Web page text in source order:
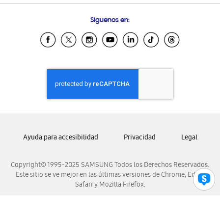
Samsung Ecuador
Samsung El Salvador
Samsung Honduras
Samsung Nicaragua
Samsung Panamá
Samsung Venezuela
Síguenos en:
Copyright© 1995-2025 SAMSUNG Todos los Derechos Reservados.
Este sitio se ve mejor en las últimas versiones de Chrome, Edge,
Safari y Mozilla Firefox.
Ayuda para accesibilidad Privacidad Legal